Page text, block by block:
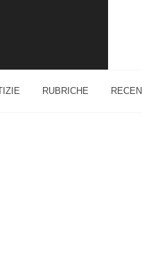
RUBRICHE